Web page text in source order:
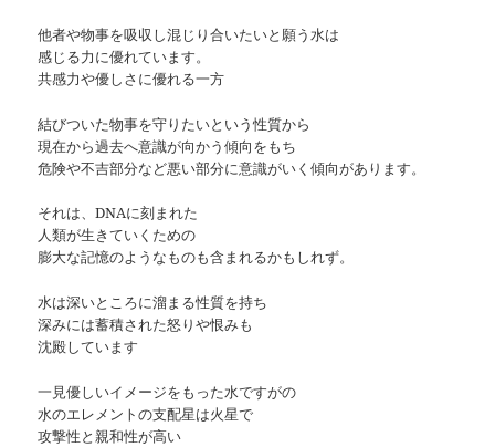
他者や物事を吸収し混じり合いたいと願う水は
感じる力に優れています。
共感力や優しさに優れる一方
結びついた物事を守りたいという性質から
現在から過去へ意識が向かう傾向をもち
危険や不吉部分など悪い部分に意識がいく傾向があります。
それは、DNAに刻まれた
人類が生きていくための
膨大な記憶のようなものも含まれるかもしれず。
水は深いところに溜まる性質を持ち
深みには蓄積された怒りや恨みも
沈殿しています
一見優しいイメージをもった水ですがの
水のエレメントの支配星は火星で
攻撃性と親和性が高い